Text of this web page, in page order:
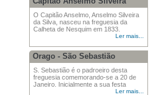
O Capitão Anselmo, Anselmo Silveira
da Silva, nasceu na freguesia da
Calheta de Nesquim em 1833.
Ler mais...
Orago - São Sebastião
S. Sebastião é o padroeiro desta
freguesia comemorando-se a 20 de
Janeiro. Inicialmente a sua festa
Ler mais...